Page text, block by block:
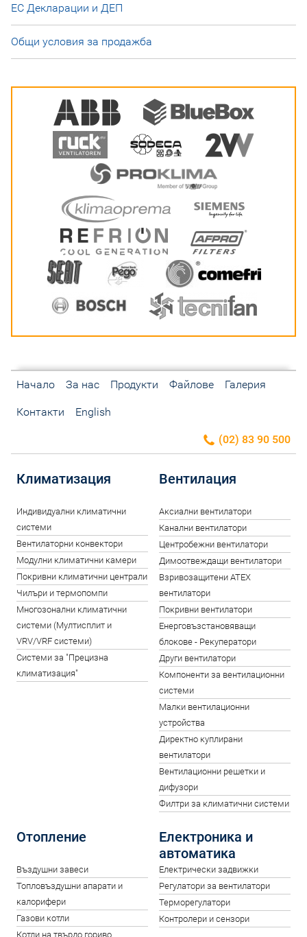
ЕС Декларации и ДЕП
Общи условия за продажба
Начало За нас Продукти Файлове Галерия
Контакти English
(02) 83 90 500
Климатизация
Индивидуални климатични
системи
Вентилаторни конвектори
Модулни климатични камери
Покривни климатични централи
Чилъри и термопомпи
Многозонални климатични
системи (Мултисплит и
VRV/VRF системи)
Системи за "Прецизна
климатизация"
Вентилация
Аксиални вентилатори
Канални вентилатори
Центробежни вентилатори
Димоотвеждащи вентилатори
Взривозащитени ATEX
вентилатори
Покривни вентилатори
Енерговъзстановяващи
блокове - Рекуператори
Други вентилатори
Компоненти за вентилационни
системи
Малки вентилационни
устройства
Директно куплирани
вентилатори
Вентилационни решетки и
дифузори
Филтри за климатични системи
Отопление
Въздушни завеси
Топловъздушни апарати и
калорифери
Газови котли
Котли на твърдо гориво
Електроника и
автоматика
Електрически задвижки
Регулатори за вентилатори
Терморегулатори
Контролери и сензори